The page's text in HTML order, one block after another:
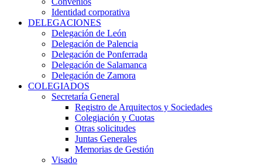
Identidad corporativa
DELEGACIONES
Delegación de León
Delegación de Palencia
Delegación de Ponferrada
Delegación de Salamanca
Delegación de Zamora
COLEGIADOS
Secretaría General
Registro de Arquitectos y Sociedades
Colegiación y Cuotas
Otras solicitudes
Juntas Generales
Memorias de Gestión
Visado